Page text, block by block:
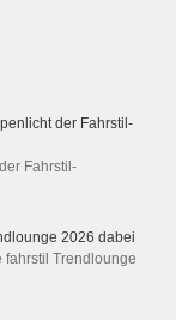
der Fahrstil-
Fahrstil-
2026 dabei
fahrstil Trendlounge